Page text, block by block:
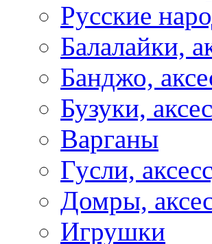
Русские
Балалайки,
Банджо,
Бузуки,
Варганы
Гусли,
Домры,
Игрушки